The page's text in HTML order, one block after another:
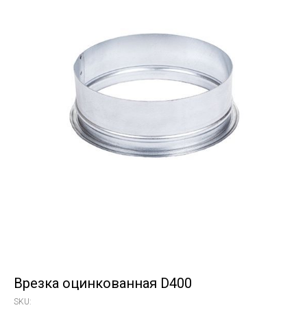
Врезка оцинкованная D400
SKU: